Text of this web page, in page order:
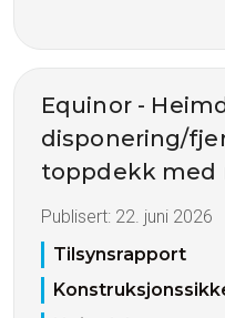
Equinor -
disponering/
toppdekk med
Publisert: 22. juni 2026
Tilsynsrapport